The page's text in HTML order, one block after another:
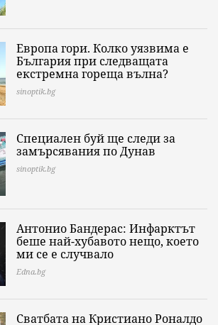
Европа гори. Колко уязвима е
България при следващата
екстремна гореща вълна?
sinoptik.bg
Специален буй ще следи за
замърсявания по Дунав
sinoptik.bg
Антонио Бандерас: Инфарктът
беше най-хубавото нещо, което
ми се е случвало
Edna.bg
Сватбата на Кристиано Роналдо